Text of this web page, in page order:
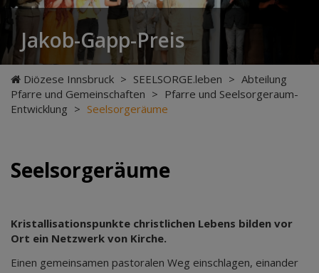
Jakob-Gapp-Preis
Diözese Innsbruck > SEELSORGE.leben > Abteilung
Pfarre und Gemeinschaften > Pfarre und Seelsorgeraum-
Entwicklung > Seelsorgeräume
Seelsorgeräume
Kristallisationspunkte christlichen Lebens bilden vor
Ort ein Netzwerk von Kirche.
Einen gemeinsamen pastoralen Weg einschlagen, einander